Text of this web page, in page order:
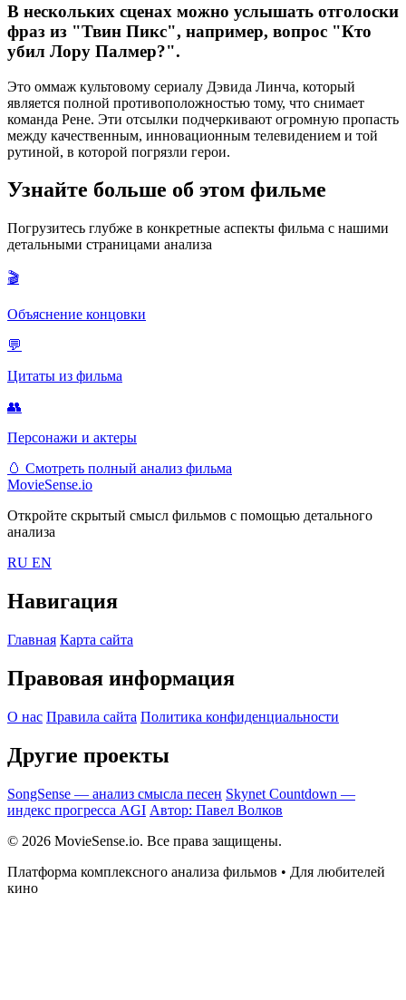
В нескольких сценах можно услышать отголоски
фраз из "Твин Пикс", например, вопрос "Кто
убил Лору Палмер?".
Это оммаж культовому сериалу Дэвида Линча, который
является полной противоположностью тому, что снимает
команда Рене. Эти отсылки подчеркивают огромную пропасть
между качественным, инновационным телевидением и той
рутиной, в которой погрязли герои.
Узнайте больше об этом фильме
Погрузитесь глубже в конкретные аспекты фильма с нашими
детальными страницами анализа
🎬
Объяснение концовки
💬
Цитаты из фильма
👥
Персонажи и актеры
🥚 Смотреть полный анализ фильма
MovieSense.io
Откройте скрытый смысл фильмов с помощью детального
анализа
RU EN
Навигация
Главная Карта сайта
Правовая информация
О нас Правила сайта Политика конфиденциальности
Другие проекты
SongSense — анализ смысла песен Skynet Countdown —
индекс прогресса AGI Автор: Павел Волков
© 2026 MovieSense.io. Все права защищены.
Платформа комплексного анализа фильмов • Для любителей
кино